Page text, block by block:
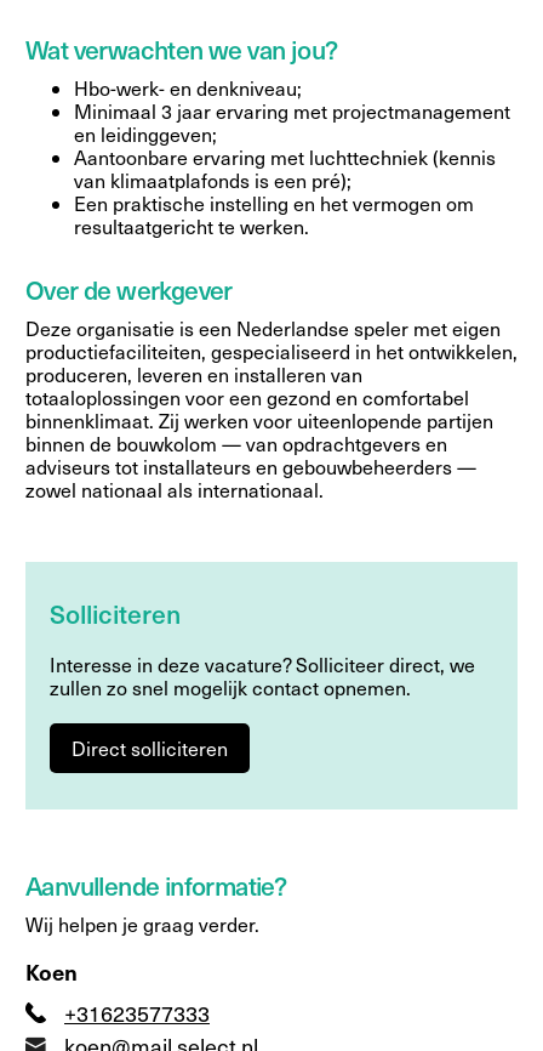
Wat verwachten we van jou?
Hbo-werk- en denkniveau;
Minimaal 3 jaar ervaring met projectmanagement
en leidinggeven;
Aantoonbare ervaring met luchttechniek (kennis
van klimaatplafonds is een pré);
Een praktische instelling en het vermogen om
resultaatgericht te werken.
Over de werkgever
Deze organisatie is een Nederlandse speler met eigen
productiefaciliteiten, gespecialiseerd in het ontwikkelen,
produceren, leveren en installeren van
totaaloplossingen voor een gezond en comfortabel
binnenklimaat. Zij werken voor uiteenlopende partijen
binnen de bouwkolom — van opdrachtgevers en
adviseurs tot installateurs en gebouwbeheerders —
zowel nationaal als internationaal.
Solliciteren
Interesse in deze vacature? Solliciteer direct, we
zullen zo snel mogelijk contact opnemen.
Direct solliciteren
Aanvullende informatie?
Wij helpen je graag verder.
Koen
+31623577333